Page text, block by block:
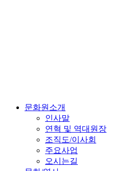
문화원소개
인사말
연혁 및 역대원장
조직도/이사회
주요사업
오시는길